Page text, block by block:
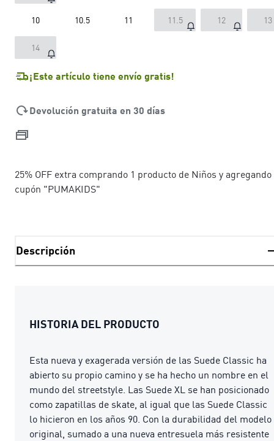
10 10.5 11 11.5 12 13
14
¡Este artículo tiene envío gratis!
Devolución gratuita en 30 días
25% OFF extra comprando 1 producto de Niños y
cupón "PUMAKIDS"
Descripción
HISTORIA DEL PRODUCTO
Esta nueva y exagerada versión de las Suede Classic ha
abierto su propio camino y se ha hecho un nombre en el
mundo del streetstyle. Las Suede XL se han posicionado
como zapatillas de skate, al igual que las Suede Classic
lo hicieron en los años 90. Con la durabilidad del modelo
original, sumado a una nueva entresuela más resistente